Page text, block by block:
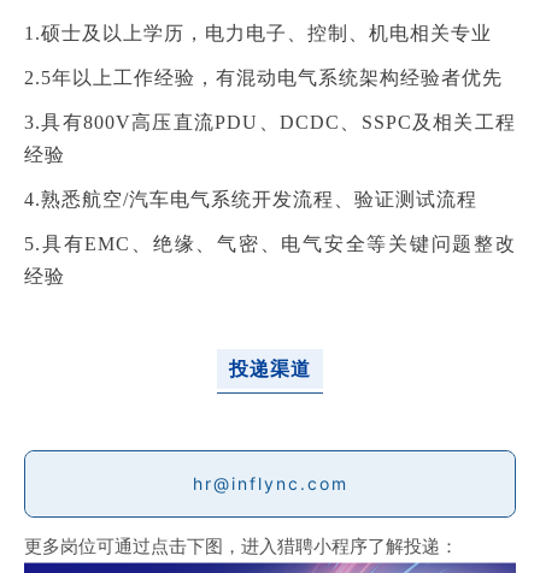
1.硕士及以上学历，电力电子、控制、机电相关专业
2.5年以上工作经验，有混动电气系统架构经验者优先
3.具有800V高压直流PDU、DCDC、SSPC及相关工程
经验
4.熟悉航空/汽车电气系统开发流程、验证测试流程
5.具有EMC、绝缘、气密、电气安全等关键问题整改
经验
投递渠道
hr@inflync.com
更多岗位可通过点击下图，进入猎聘小程序了解投递：